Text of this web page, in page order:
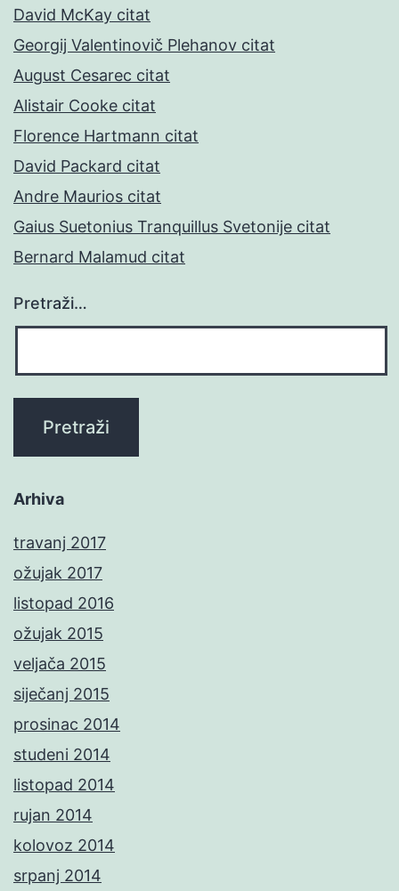
David McKay citat
Georgij Valentinovič Plehanov citat
August Cesarec citat
Alistair Cooke citat
Florence Hartmann citat
David Packard citat
Andre Maurios citat
Gaius Suetonius Tranquillus Svetonije citat
Bernard Malamud citat
Pretraži…
Arhiva
travanj 2017
ožujak 2017
listopad 2016
ožujak 2015
veljača 2015
siječanj 2015
prosinac 2014
studeni 2014
listopad 2014
rujan 2014
kolovoz 2014
srpanj 2014